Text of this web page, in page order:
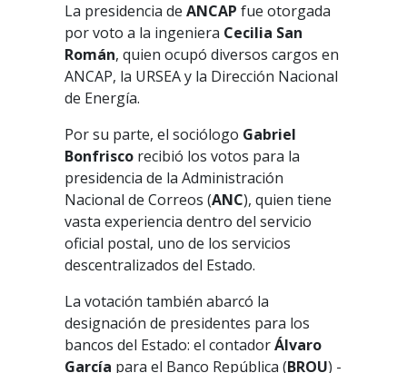
La presidencia deANCAPfue otorgada
por voto a la ingeniera Cecilia San
Román, quien ocupó diversos cargos en
ANCAP, la URSEA y la Dirección Nacional
de Energía.
Por su parte, el sociólogo Gabriel
Bonfrisco recibió los votos para la
presidencia de la Administración
Nacional de Correos (ANC), quien tiene
vasta experiencia dentro del servicio
oficial postal, uno de los servicios
descentralizados del Estado.
La votación también abarcó la
designación de presidentes para los
bancos del Estado: el contadorÁlvaro
García para el Banco República (BROU) -